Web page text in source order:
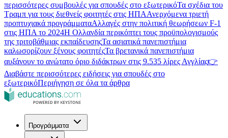
περισσότερες συμβουλές για σπουδές στο εξωτερικόΤα σχέδια του
Τραμπ για τους διεθνείς φοιτητές στις ΗΠΑΑνερχόμενα τριετή
προπτυχιακά προγράμματαΑλλαγές στην πολιτική θεωρήσεων F-1
στις ΗΠΑ το 2024Η Ολλανδία περικόπτει τους προϋπολογισμούς
της τριτοβάθμιας εκπαίδευσηςΤα ασιατικά πανεπιστήμια
καλωσορίζουν ξένους φοιτητέςΤα βρετανικά πανεπιστήμια
αυξάνουν το ανώτατο όριο διδάκτρων στις 9.535 λίρες Αγγλίας👉
Διαβάστε περισσότερες ειδήσεις για σπουδές στο
εξωτερικόΠεριήγηση σε όλα τα άρθρα
Προγράμματα